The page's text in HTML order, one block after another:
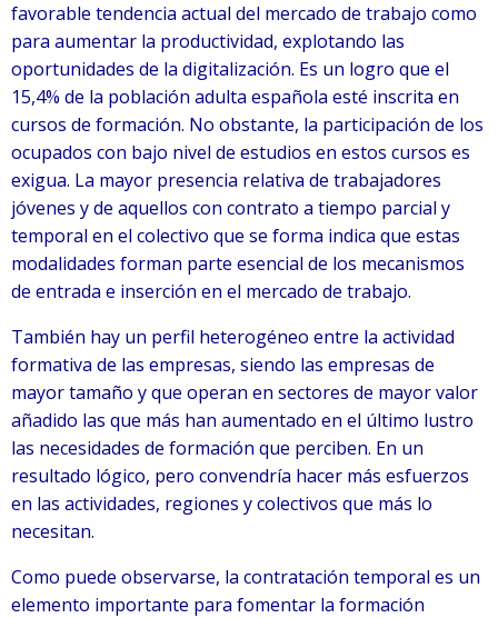
favorable tendencia actual del mercado de trabajo como
para aumentar la productividad, explotando las
oportunidades de la digitalización. Es un logro que el
15,4% de la población adulta española esté inscrita en
cursos de formación. No obstante, la participación de los
ocupados con bajo nivel de estudios en estos cursos es
exigua. La mayor presencia relativa de trabajadores
jóvenes y de aquellos con contrato a tiempo parcial y
temporal en el colectivo que se forma indica que estas
modalidades forman parte esencial de los mecanismos
de entrada e inserción en el mercado de trabajo.
También hay un perfil heterogéneo entre la actividad
formativa de las empresas, siendo las empresas de
mayor tamaño y que operan en sectores de mayor valor
añadido las que más han aumentado en el último lustro
las necesidades de formación que perciben. En un
resultado lógico, pero convendría hacer más esfuerzos
en las actividades, regiones y colectivos que más lo
necesitan.
Como puede observarse, la contratación temporal es un
elemento importante para fomentar la formación